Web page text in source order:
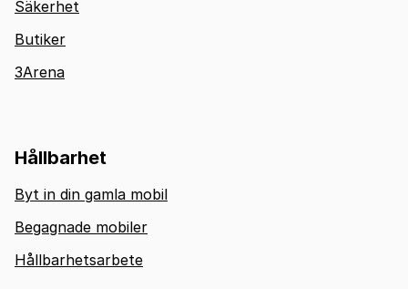
Säkerhet
Butiker
3Arena
Hållbarhet
Byt in din gamla mobil
Begagnade mobiler
Hållbarhetsarbete